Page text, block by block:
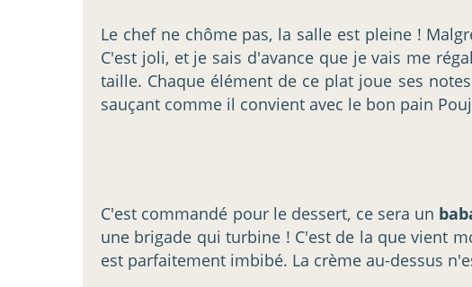
Le chef ne chôme pas, la salle est pleine !
C'est joli, et je sais d'avance que je vais me
taille. Chaque élément de ce plat joue ses
sauçant comme il convient avec le bon pain
C'est commandé pour le dessert, ce sera un
une brigade qui turbine ! C'est de la que vient
est parfaitement imbibé. La crème au-dessus